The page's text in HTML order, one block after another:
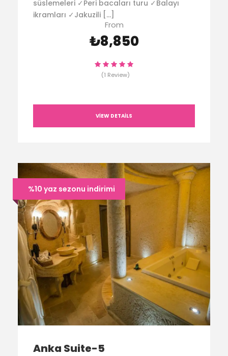
süslemeleri ✓Peri bacaları turu ✓Balayı
ikramları ✓Jakuzili […]
From
₺8,850
(1 Review)
VIEW DETAILS
%10 yaz sezonu indirimi
Anka Suite-5